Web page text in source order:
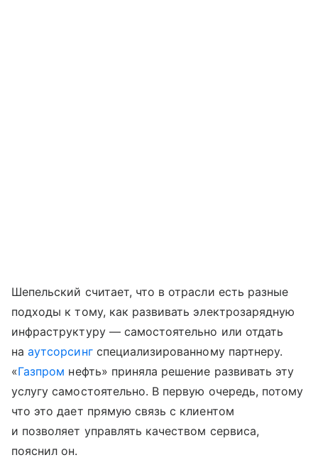
Шепельский считает, что в отрасли есть разные
подходы к тому, как развивать электрозарядную
инфраструктуру — самостоятельно или отдать
нааутсорсингспециализированному партнеру.
«Газпром нефть» приняла решение развивать эту
услугу самостоятельно. В первую очередь, потому
что это дает прямую связь с клиентом
и позволяет управлять качеством сервиса,
пояснил он.